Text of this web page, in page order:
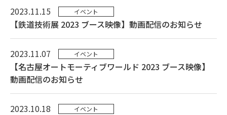
2023.11.15 イベント
【鉄道技術展 2023 ブース映像】動画配信のお知らせ
2023.11.07 イベント
【名古屋オートモーティブワールド 2023 ブース映像】
動画配信のお知らせ
2023.10.18 イベント